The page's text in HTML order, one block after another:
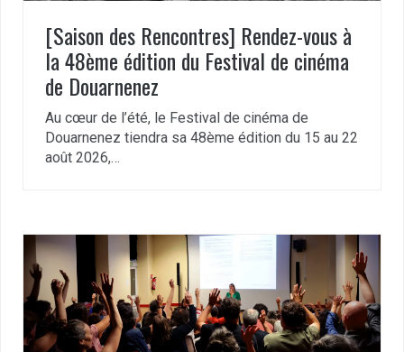
[Saison des Rencontres] Rendez-vous à
la 48ème édition du Festival de cinéma
de Douarnenez
Au cœur de l’été, le Festival de cinéma de
Douarnenez tiendra sa 48ème édition du 15 au 22
août 2026,…